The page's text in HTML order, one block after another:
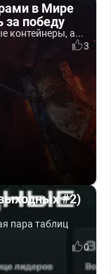
в Мире
за победу
контейнеры, а...
3
#2)
пара таблиц
0